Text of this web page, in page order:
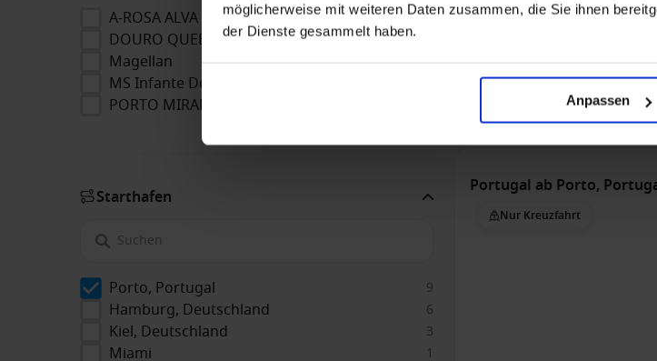
möglicherweise mit weiteren Daten zusammen, die Sie ihnen
der Dienste gesammelt haben.
Anpassen
A-ROSA ALVA 1
DOURO QUEEN
Magellan 2
MS Infante Don Henrique
PORTO MIRANTE
Starthafen
Porto, Portugal 9
Hamburg, Deutschland 6
Kiel, Deutschland 3
Miami 1
Portugal ab Porto,
Nur Kreuzfahrt